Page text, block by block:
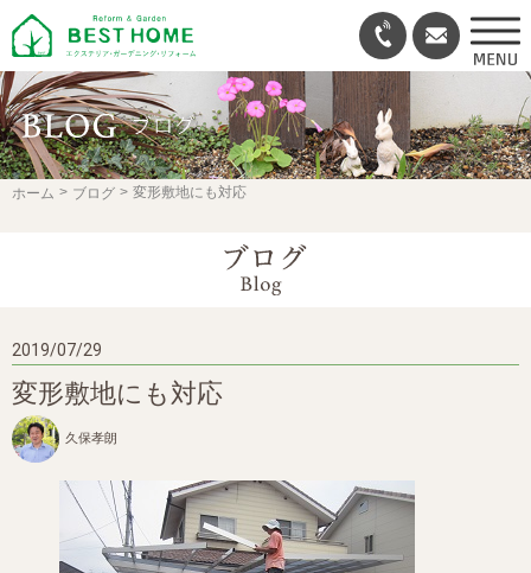
ホーム ブログ 変形敷地にも対応
2019/07/29
変形敷地にも対応
久保孝朗